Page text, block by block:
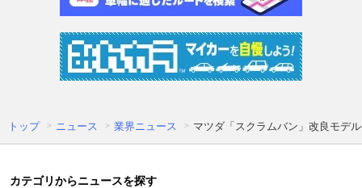
トップ ニュース 業界ニュース マツダ「スクラムバン」改良モデ
カテゴリからニュースを探す